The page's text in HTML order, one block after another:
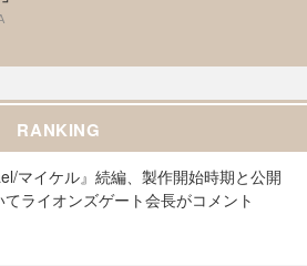
RANKING
マイケル』続編、製作開始時期と公開
てライオンズゲート会長がコメント